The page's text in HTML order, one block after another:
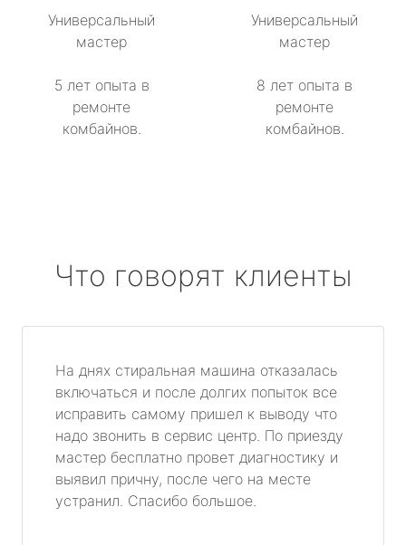
Универсальный
мастер
5 лет опыта в
ремонте
комбайнов.
Универсальный
мастер
8 лет опыта в
ремонте
комбайнов.
Что говорят клиенты
На днях стиральная машина отказалась
включаться и после долгих попыток все
исправить самому пришел к выводу что
надо звонить в сервис центр. По приезду
мастер бесплатно провет диагностику и
выявил причну, после чего на месте
устранил. Спасибо большое.